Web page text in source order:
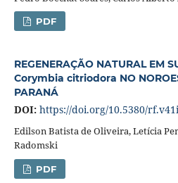
PDF
REGENERAÇÃO NATURAL EM
Corymbia citriodora NO
PARANÁ
DOI: https://doi.org/10.5380/
Edilson Batista de Oliveira, Letícia
Radomski
PDF